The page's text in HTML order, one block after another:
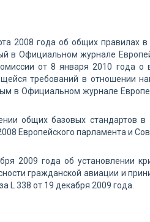
2008 года об общих правилах в
в Официальном журнале
от 8 января 2010 года о
требований в отношении
в Официальном журнале
общих базовых стандартов в
Европейского парламента и
2009 года об установлении
гражданской авиации и
338 от 19 декабря 2009 года.